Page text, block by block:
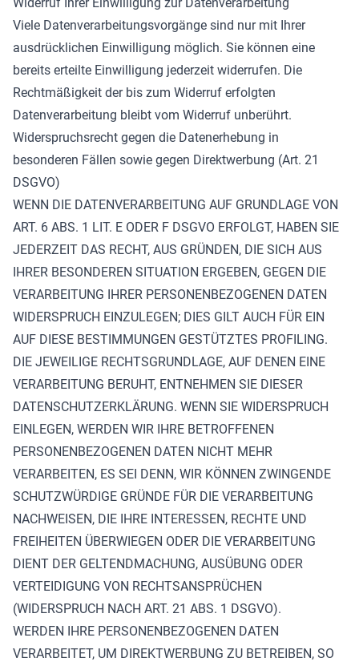
Viele Datenverarbeitungsvorgänge sind nur mit Ihrer
ausdrücklichen Einwilligung möglich. Sie können eine
bereits erteilte Einwilligung jederzeit widerrufen. Die
Rechtmäßigkeit der bis zum Widerruf erfolgten
Datenverarbeitung bleibt vom Widerruf unberührt.
Widerspruchsrecht gegen die Datenerhebung in
besonderen Fällen sowie gegen Direktwerbung (Art. 21
DSGVO)
WENN DIE DATENVERARBEITUNG AUF GRUNDLAGE VON
ART. 6 ABS. 1 LIT. E ODER F DSGVO ERFOLGT, HABEN SIE
JEDERZEIT DAS RECHT, AUS GRÜNDEN, DIE SICH AUS
IHRER BESONDEREN SITUATION ERGEBEN, GEGEN DIE
VERARBEITUNG IHRER PERSONENBEZOGENEN DATEN
WIDERSPRUCH EINZULEGEN; DIES GILT AUCH FÜR EIN
AUF DIESE BESTIMMUNGEN GESTÜTZTES PROFILING.
DIE JEWEILIGE RECHTSGRUNDLAGE, AUF DENEN EINE
VERARBEITUNG BERUHT, ENTNEHMEN SIE DIESER
DATENSCHUTZERKLÄRUNG. WENN SIE WIDERSPRUCH
EINLEGEN, WERDEN WIR IHRE BETROFFENEN
PERSONENBEZOGENEN DATEN NICHT MEHR
VERARBEITEN, ES SEI DENN, WIR KÖNNEN ZWINGENDE
SCHUTZWÜRDIGE GRÜNDE FÜR DIE VERARBEITUNG
NACHWEISEN, DIE IHRE INTERESSEN, RECHTE UND
FREIHEITEN ÜBERWIEGEN ODER DIE VERARBEITUNG
DIENT DER GELTENDMACHUNG, AUSÜBUNG ODER
VERTEIDIGUNG VON RECHTSANSPRÜCHEN
(WIDERSPRUCH NACH ART. 21 ABS. 1 DSGVO).
WERDEN IHRE PERSONENBEZOGENEN DATEN
VERARBEITET, UM DIREKTWERBUNG ZU BETREIBEN, SO